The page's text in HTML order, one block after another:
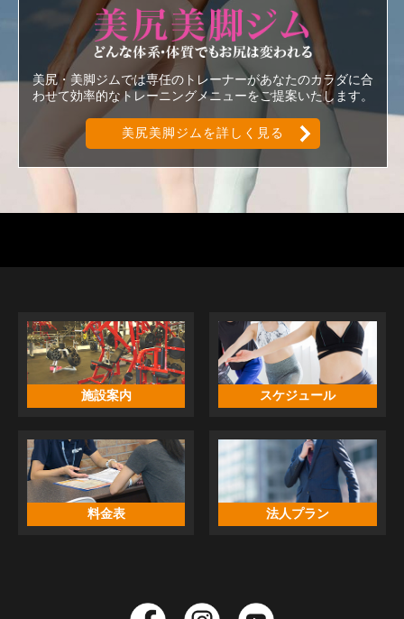
美尻美脚ジ
美尻・美脚ジムでは専任のトレーナーがあなたのカラダに合
わせて効率的なトレーニングメニューをご提案いたします。
美尻美脚ジムを詳しく見る
施設案内 スケジュール
料金表 法人プラン